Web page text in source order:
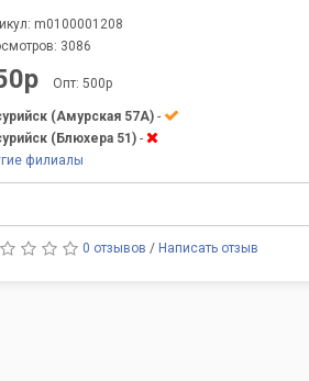
m0100001208
3086
Опт: 500р
(Амурская 57А) -
(Блюхера 51) -
филиалы
0 отзывов / Написать отзыв